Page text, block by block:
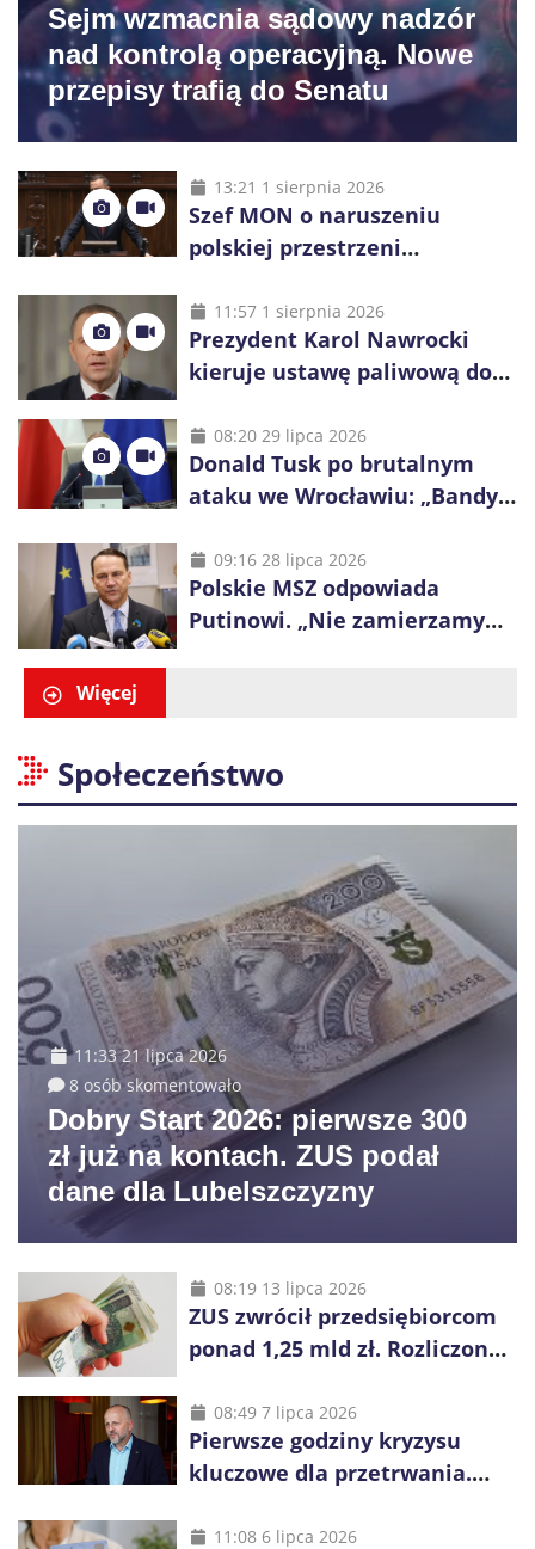
Sejm wzmacnia sądowy nadzór
nad kontrolą operacyjną. Nowe
przepisy trafią do Senatu
13:21 1 sierpnia 2026
Szef MON o naruszeniu
polskiej przestrzeni
zostałaby zestrzelona”
11:57 1 sierpnia 2026
Prezydent Karol Nawrocki
kieruje ustawę paliwową do
Ostrzega przed podwyżkami
08:20 29 lipca 2026
Donald Tusk po brutalnym
ataku we Wrocławiu: „Bandyci
polskich ulicach”
09:16 28 lipca 2026
Polskie MSZ odpowiada
Putinowi. „Nie zamierzamy
Więcej
Społeczeństwo
11:33 21 lipca 2026
8 osób skomentowało
Dobry Start 2026: pierwsze 300
zł już na kontach. ZUS podał
dane dla Lubelszczyzny
08:19 13 lipca 2026
ZUS zwrócił przedsiębiorcom
ponad 1,25 mld zł. Rozliczono
08:49 7 lipca 2026
Pierwsze godziny kryzysu
kluczowe dla przetrwania.
wszystkich od razu
11:08 6 lipca 2026